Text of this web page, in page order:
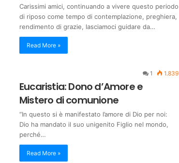
Carissimi amici, continuando a vivere questo periodo
di riposo come tempo di contemplazione, preghiera,
rendimento di grazie, lasciamoci guidare da…
Read More »
1 1.839
Eucaristia: Dono d’Amore e
Mistero di comunione
“In questo si è manifestato l’amore di Dio per noi:
Dio ha mandato il suo unigenito Figlio nel mondo,
perché…
Read More »